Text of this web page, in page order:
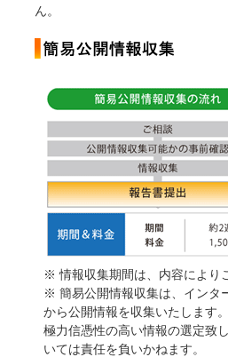
ん。
※ 情報収集期間は、内容により
※ 簡易公開情報収集は、インタ
から公開情報を収集いたします。
極力信憑性の高い情報の選定致
いては責任を負いかねます。